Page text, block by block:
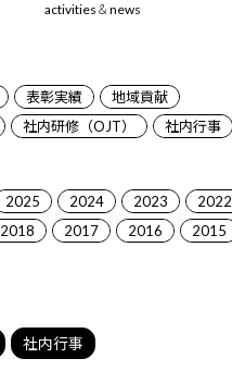
表彰実績
地域貢献
社内研修（OJT） 社内行事
2025 2024 2023 2022
2018 2017 2016 2015
社内行事